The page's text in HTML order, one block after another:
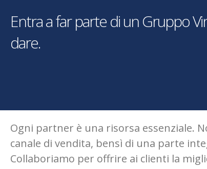
Entra a far parte di un Gruppo
dare.
Ogni partner è una risorsa essenziale.
canale di vendita, bensì di una parte
Collaboriamo per offrire ai clienti la